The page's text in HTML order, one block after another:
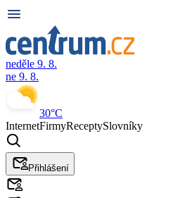
neděle 9. 8.
ne 9. 8.
30°C
InternetFirmyReceptySlovníky
Přihlášení